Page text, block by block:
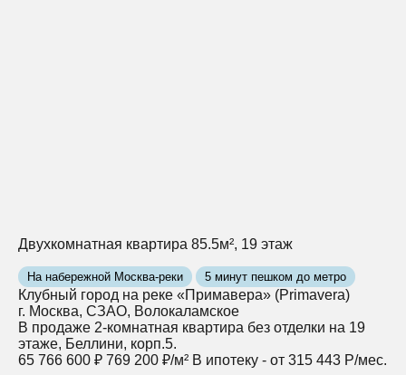
Двухкомнатная квартира 85.5м², 19 этаж
На набережной Москва-реки 5 минут пешком до метро
Клубный город на реке «Примавера» (Primavera)
г. Москва, СЗАО, Волокаламское
В продаже 2-комнатная квартира без отделки на 19
этаже, Беллини, корп.5.
65 766 600 ₽ 769 200 ₽/м² В ипотеку - от 315 443 Р/мес.